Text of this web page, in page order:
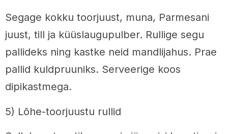
Segage kokku toorjuust, muna, Parmesani
juust, till ja küüslaugupulber. Rullige segu
pallideks ning kastke neid mandlijahus. Prae
pallid kuldpruuniks. Serveerige koos
dipikastmega.
5) Lõhe-toorjuustu rullid